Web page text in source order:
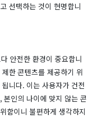
선택하는 것이 현명합니
안전한 환경이 중요합니
한 콘텐츠를 제공하기 위
니다. 이는 사용자가 건전
본인의 나이에 맞지 않는 콘
함이니 불편하게 생각하지